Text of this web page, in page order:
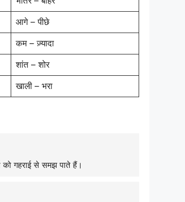
आगे – पीछे
कम – ज़्यादा
शांत – शोर
खाली – भरा
को गहराई से समझ पाते हैं।